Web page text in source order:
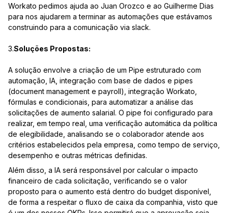
Workato pedimos ajuda ao Juan Orozco e ao Guilherme Dias
para nos ajudarem a terminar as automações que estávamos
construindo para a comunicação via slack.
3.Soluções Propostas:
A solução envolve a criação de um Pipe estruturado com
automação, IA, integração com base de dados e pipes
(document management e payroll), integração Workato,
fórmulas e condicionais, para automatizar a análise das
solicitações de aumento salarial. O pipe foi configurado para
realizar, em tempo real, uma verificação automática da política
de elegibilidade, analisando se o colaborador atende aos
critérios estabelecidos pela empresa, como tempo de serviço,
desempenho e outras métricas definidas.
Além disso, a IA será responsável por calcular o impacto
financeiro de cada solicitação, verificando se o valor
proposto para o aumento está dentro do budget disponível,
de forma a respeitar o fluxo de caixa da companhia, visto que